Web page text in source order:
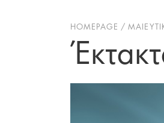
HOMEPAGE